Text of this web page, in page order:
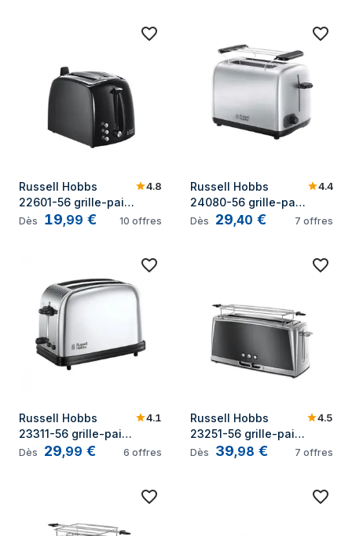
Russell Hobbs
22601-56 grille-pain
2 part(s) Noir
4.8
Dès 19,99 € 10 offres
Russell Hobbs
24080-56 grille-pain
2 part(s) 850 W
4.4
Dès 29,40 € 7 offres
Russell Hobbs
23311-56 grille-pain
6 2 part(s) 1670 W
4.1
Dès 29,99 € 6 offres
Russell Hobbs
23251-56 grille-pain
2 part(s) Gris
4.5
Dès 39,98 € 7 offres